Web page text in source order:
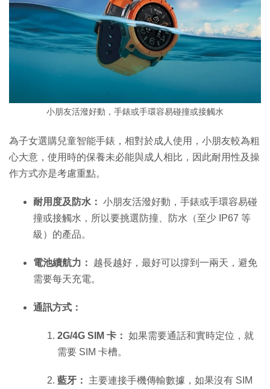
小朋友活潑好動，手錶或手環容易碰撞或接觸水
為子女選購兒童智能手錶，相對於成人使用，小朋友較為粗
心大意，使用時的保養未必能與成人相比，因此耐用性及操
作方式亦是考慮重點。
耐用度及防水： 小朋友活潑好動，手錶或手環容易碰
撞或接觸水，所以要挑選防撞、防水（至少 IP67 等
級）的產品。
電池續航力：
越長越好，最好可以撐到一兩天，避免
需要每天充電。
通訊方式：
2G/4G SIM 卡： 如果需要通話和實時定位，就
需要 SIM 卡槽。
藍牙： 主要連接手機傳輸數據，如果沒有 SIM